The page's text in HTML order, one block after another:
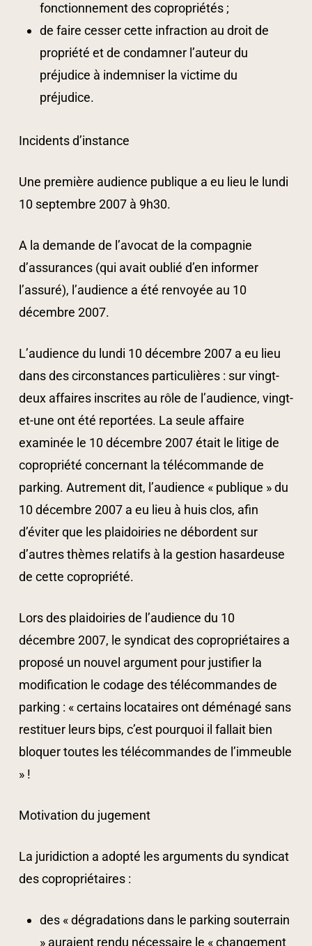
fonctionnement des copropriétés ;
de faire cesser cette infraction au droit de
propriété et de condamner l’auteur du
préjudice à indemniser la victime du
préjudice.
Incidents d’instance
Une première audience publique a eu lieu le lundi
10 septembre 2007 à 9h30.
A la demande de l’avocat de la compagnie
d’assurances (qui avait oublié d’en informer
l’assuré), l’audience a été renvoyée au 10
décembre 2007.
L’audience du lundi 10 décembre 2007 a eu lieu
dans des circonstances particulières : sur vingt-
deux affaires inscrites au rôle de l’audience, vingt-
et-une ont été reportées. La seule affaire
examinée le 10 décembre 2007 était le litige de
copropriété concernant la télécommande de
parking. Autrement dit, l’audience « publique » du
10 décembre 2007 a eu lieu à huis clos, afin
d’éviter que les plaidoiries ne débordent sur
d’autres thèmes relatifs à la gestion hasardeuse
de cette copropriété.
Lors des plaidoiries de l’audience du 10
décembre 2007, le syndicat des copropriétaires a
proposé un nouvel argument pour justifier la
modification le codage des télécommandes de
parking : « certains locataires ont déménagé sans
restituer leurs bips, c’est pourquoi il fallait bien
bloquer toutes les télécommandes de l’immeuble
» !
Motivation du jugement
La juridiction a adopté les arguments du syndicat
des copropriétaires :
des « dégradations dans le parking souterrain
» auraient rendu nécessaire le « changement